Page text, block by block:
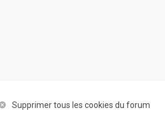
Supprimer tous les cookies du forum